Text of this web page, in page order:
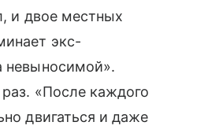
и двое местных
экс-
невыносимой».
«После каждого
двигаться и даже